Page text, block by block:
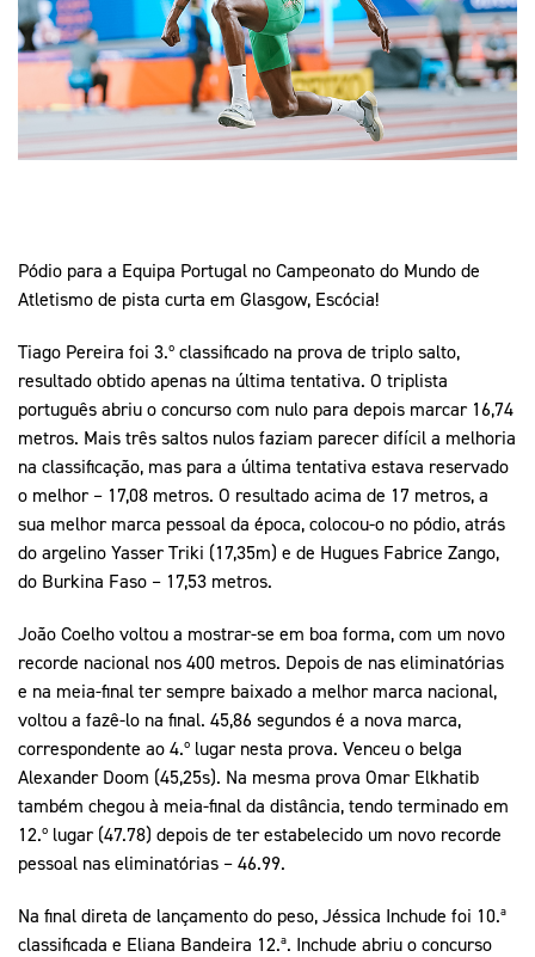
Marketing
Media
Documentos
Arquivo Histórico
Educação Olímpica
Equipa Portugal
Educação
Equipa Portugal
Arquivo Histórico
Educação Olímpica
Equipa Portugal
Pódio para a Equipa Portugal no Campeonato do Mundo de
Atletismo de pista curta em Glasgow, Escócia!
Tiago Pereira foi 3.º classificado na prova de triplo salto,
resultado obtido apenas na última tentativa. O triplista
português abriu o concurso com nulo para depois marcar 16,74
metros. Mais três saltos nulos faziam parecer difícil a melhoria
na classificação, mas para a última tentativa estava reservado
o melhor – 17,08 metros. O resultado acima de 17 metros, a
sua melhor marca pessoal da época, colocou-o no pódio, atrás
do argelino Yasser Triki (17,35m) e de Hugues Fabrice Zango,
do Burkina Faso – 17,53 metros.
João Coelho voltou a mostrar-se em boa forma, com um novo
recorde nacional nos 400 metros. Depois de nas eliminatórias
e na meia-final ter sempre baixado a melhor marca nacional,
voltou a fazê-lo na final. 45,86 segundos é a nova marca,
correspondente ao 4.º lugar nesta prova. Venceu o belga
Alexander Doom (45,25s). Na mesma prova Omar Elkhatib
também chegou à meia-final da distância, tendo terminado em
12.º lugar (47.78) depois de ter estabelecido um novo recorde
pessoal nas eliminatórias – 46.99.
Na final direta de lançamento do peso, Jéssica Inchude foi 10.ª
classificada e Eliana Bandeira 12.ª. Inchude abriu o concurso